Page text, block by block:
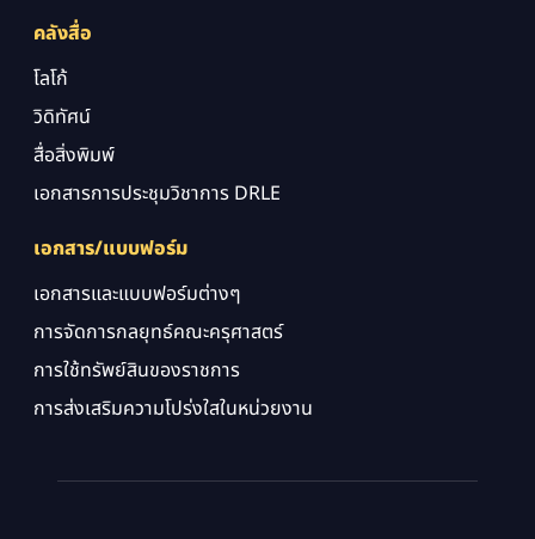
คลังสื่อ
โลโก้
วิดิทัศน์
สื่อสิ่งพิมพ์
เอกสารการประชุมวิชาการ DRLE
เอกสาร/แบบฟอร์ม
เอกสารและแบบฟอร์มต่างๆ
การจัดการกลยุทธ์คณะครุศาสตร์
การใช้ทรัพย์สินของราชการ
การส่งเสริมความโปร่งใสในหน่วยงาน